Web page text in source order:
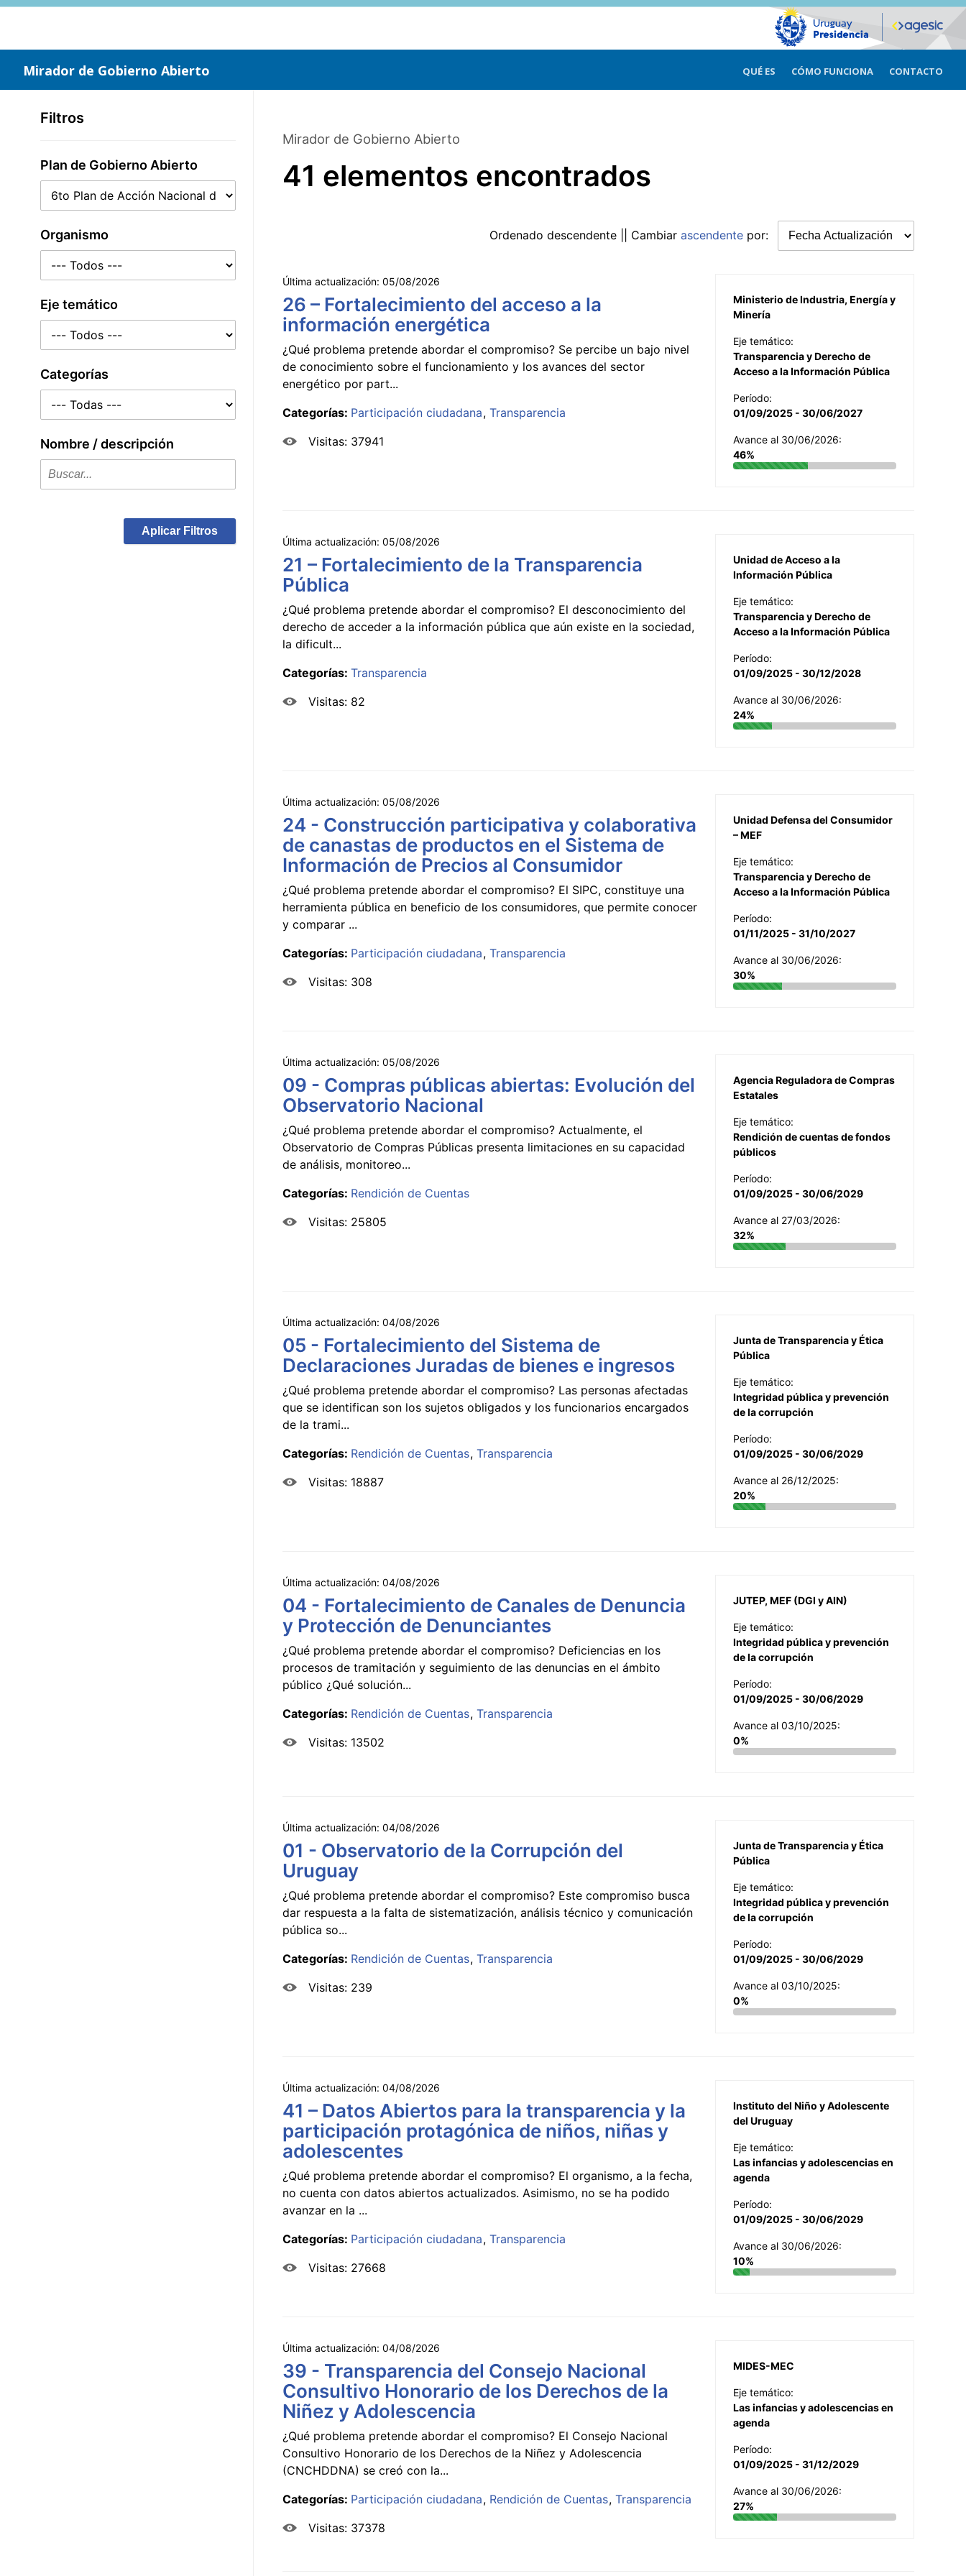
Saltar
Mirador de Gobierno Abierto QUÉ ES CÓMO FUNCIONA CONTACTO
Filtros
Plan de Gobierno Abierto
Organismo
Eje temático
Categorías
Nombre / descripción
Aplicar Filtros
Mirador de Gobierno Abierto
41 elementos encontrados
Ordenado descendente || Cambiar ascendente por:
Última actualización: 05/08/2026
26 – Fortalecimiento del acceso a la
información energética
¿Qué problema pretende abordar el compromiso? Se percibe un bajo nivel
de conocimiento sobre el funcionamiento y los avances del sector
energético por part...
Categorías: Participación ciudadana Transparencia
Visitas: 37941
Ministerio de Industria, Energía y
Minería
Eje temático:
Transparencia y Derecho de
Acceso a la Información Pública
Período:
01/09/2025 - 30/06/2027
Avance al 30/06/2026:
46%
Última actualización: 05/08/2026
21 – Fortalecimiento de la Transparencia
Pública
¿Qué problema pretende abordar el compromiso? El desconocimiento del
derecho de acceder a la información pública que aún existe en la sociedad,
la dificult...
Categorías: Transparencia
Visitas: 82
Unidad de Acceso a la
Información Pública
Eje temático:
Transparencia y Derecho de
Acceso a la Información Pública
Período:
01/09/2025 - 30/12/2028
Avance al 30/06/2026:
24%
Última actualización: 05/08/2026
24 - Construcción participativa y colaborativa
de canastas de productos en el Sistema de
Información de Precios al Consumidor
¿Qué problema pretende abordar el compromiso? El SIPC, constituye una
herramienta pública en beneficio de los consumidores, que permite conocer
y comparar ...
Categorías: Participación ciudadana Transparencia
Visitas: 308
Unidad Defensa del Consumidor
– MEF
Eje temático:
Transparencia y Derecho de
Acceso a la Información Pública
Período:
01/11/2025 - 31/10/2027
Avance al 30/06/2026:
30%
Última actualización: 05/08/2026
09 - Compras públicas abiertas: Evolución del
Observatorio Nacional
¿Qué problema pretende abordar el compromiso? Actualmente, el
Observatorio de Compras Públicas presenta limitaciones en su capacidad
de análisis, monitoreo...
Categorías: Rendición de Cuentas
Visitas: 25805
Agencia Reguladora de Compras
Estatales
Eje temático:
Rendición de cuentas de fondos
públicos
Período:
01/09/2025 - 30/06/2029
Avance al 27/03/2026:
32%
Última actualización: 04/08/2026
05 - Fortalecimiento del Sistema de
Declaraciones Juradas de bienes e ingresos
¿Qué problema pretende abordar el compromiso? Las personas afectadas
que se identifican son los sujetos obligados y los funcionarios encargados
de la trami...
Categorías: Rendición de Cuentas Transparencia
Visitas: 18887
Junta de Transparencia y Ética
Pública
Eje temático:
Integridad pública y prevención
de la corrupción
Período:
01/09/2025 - 30/06/2029
Avance al 26/12/2025:
20%
Última actualización: 04/08/2026
04 - Fortalecimiento de Canales de Denuncia
y Protección de Denunciantes
¿Qué problema pretende abordar el compromiso? Deficiencias en los
procesos de tramitación y seguimiento de las denuncias en el ámbito
público ¿Qué solución...
Categorías: Rendición de Cuentas Transparencia
Visitas: 13502
JUTEP, MEF (DGI y AIN)
Eje temático:
Integridad pública y prevención
de la corrupción
Período:
01/09/2025 - 30/06/2029
Avance al 03/10/2025:
0%
Última actualización: 04/08/2026
01 - Observatorio de la Corrupción del
Uruguay
¿Qué problema pretende abordar el compromiso? Este compromiso busca
dar respuesta a la falta de sistematización, análisis técnico y comunicación
pública so...
Categorías: Rendición de Cuentas Transparencia
Visitas: 239
Junta de Transparencia y Ética
Pública
Eje temático:
Integridad pública y prevención
de la corrupción
Período:
01/09/2025 - 30/06/2029
Avance al 03/10/2025:
0%
Última actualización: 04/08/2026
41 – Datos Abiertos para la transparencia y la
participación protagónica de niños, niñas y
adolescentes
¿Qué problema pretende abordar el compromiso? El organismo, a la fecha,
no cuenta con datos abiertos actualizados. Asimismo, no se ha podido
avanzar en la ...
Categorías: Participación ciudadana Transparencia
Visitas: 27668
Instituto del Niño y Adolescente
del Uruguay
Eje temático:
Las infancias y adolescencias en
agenda
Período:
01/09/2025 - 30/06/2029
Avance al 30/06/2026:
10%
Última actualización: 04/08/2026
39 - Transparencia del Consejo Nacional
Consultivo Honorario de los Derechos de la
Niñez y Adolescencia
¿Qué problema pretende abordar el compromiso? El Consejo Nacional
Consultivo Honorario de los Derechos de la Niñez y Adolescencia
(CNCHDDNA) se creó con la...
Categorías: Participación ciudadana Rendición de Cuentas Transparencia
Visitas: 37378
MIDES-MEC
Eje temático:
Las infancias y adolescencias en
agenda
Período:
01/09/2025 - 31/12/2029
Avance al 30/06/2026:
27%